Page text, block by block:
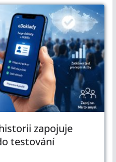
zapojuje
testování